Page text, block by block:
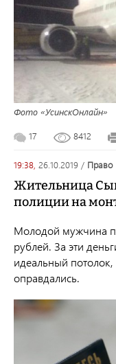
Фото «УсинскОнлайн»
17 8412
19:38, 26.10.2019 / право
Жительница
полиции на
Молодой мужчина
рублей. За эти
идеальный
оправдались.